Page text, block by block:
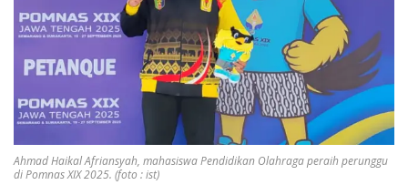
Ahmad Haikal Afriansyah, mahasiswa Pendidikan Olahraga peraih perunggu
di Pomnas XIX 2025. (foto : ist)